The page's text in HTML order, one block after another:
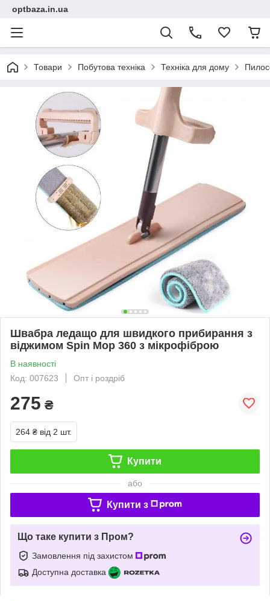
optbaza.in.ua
Товари Побутова техніка Техніка для дому
Швабра ледащо для швидкого прибирання з
віджимом Spin Mop 360 з мікрофіброю
В наявності
Код: 007623
Опт і роздріб
275 ₴
264 ₴ від 2 шт.
Купити
або
Купити з
Що таке купити з Пром?
Замовлення під захистом
Доступна доставка